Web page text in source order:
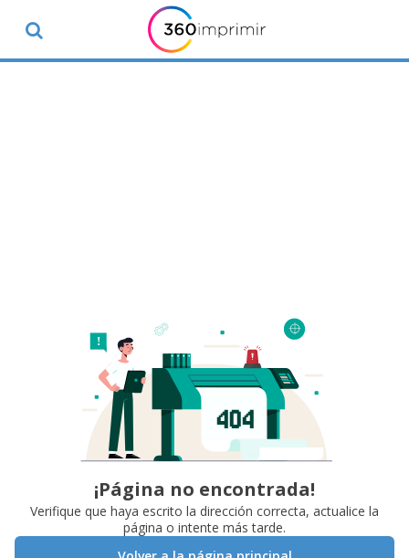
¡Página no encontrada!
Verifique que haya escrito la dirección correcta, actualice la
página o intente más tarde.